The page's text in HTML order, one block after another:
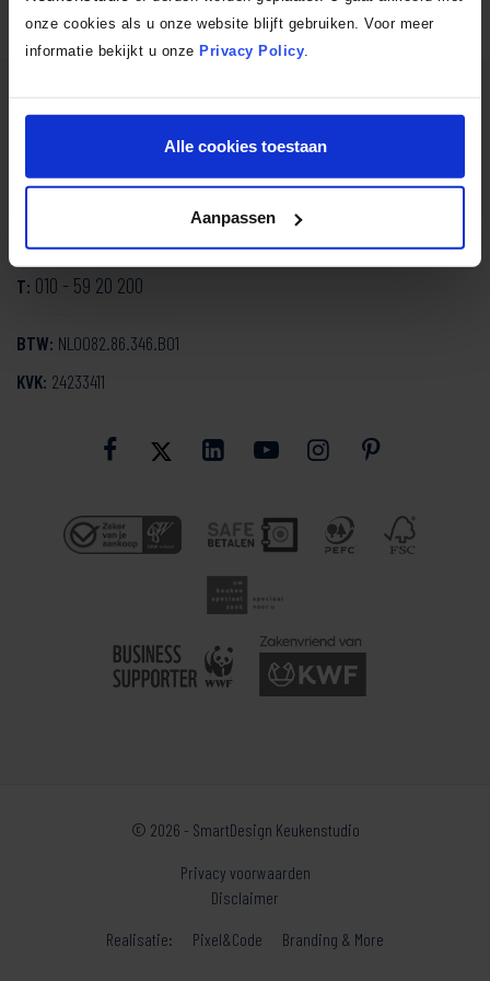
onze cookies als u onze website blijft gebruiken. Voor meer
informatie bekijkt u onze Privacy Policy
Alle cookies toestaan
Aanpassen
SmartDesign Keukenstudio
E:info@smartdesign.nl
T: 010 - 59 20 200
BTW: NL0082.86.346.B01
KVK: 24233411
© 2026 - SmartDesign Keukenstudio
Privacy voorwaarden
Disclaimer
Realisatie:
Pixel&Code Branding & More